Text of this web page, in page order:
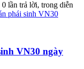
0 lần trả lời, trong diễn
phái sinh VN30
VN30 ngày